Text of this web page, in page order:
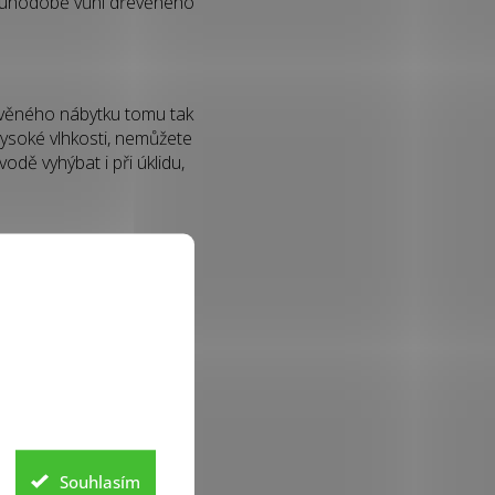
Souhlasím
nábytku tomu tak
vlhkosti, nemůžete
vyhýbat i při úklidu,
olejovou
vysychá, a to
olejovou vrstvu
v tomto případě platí,
si to rozmyslet.